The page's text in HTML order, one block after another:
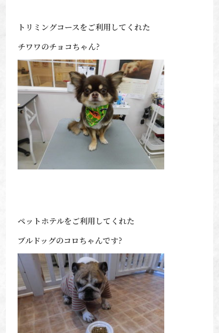
トリミングコースをご利用してくれた
チワワのチョコちゃん?
ペットホテルをご利用してくれた
ブルドッグのコロちゃんです?